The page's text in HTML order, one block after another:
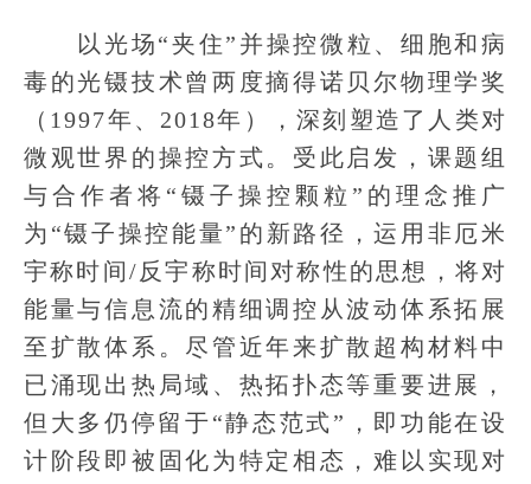
以光场“夹住”并操控微粒、细胞和病
毒的光镊技术曾两度摘得诺贝尔物理学奖
（1997年、2018年），深刻塑造了人类对
微观世界的操控方式。受此启发，课题组
与合作者将“镊子操控颗粒”的理念推广
为“镊子操控能量”的新路径，运用非厄米
宇称时间/反宇称时间对称性的思想，将对
能量与信息流的精细调控从波动体系拓展
至扩散体系。尽管近年来扩散超构材料中
已涌现出热局域、热拓扑态等重要进展，
但大多仍停留于“静态范式”，即功能在设
计阶段即被固化为特定相态，难以实现对